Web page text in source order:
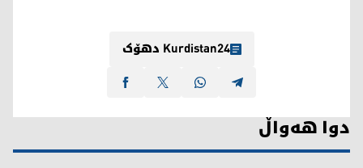
Kurdistan24 دهۆک
دوا هەواڵ